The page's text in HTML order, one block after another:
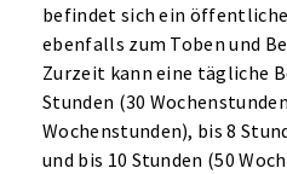
befindet sich ein
ebenfalls zum Toben und
Zurzeit kann eine tägliche
Stunden (30
Wochenstunden), bis 8
und bis 10 Stunden (50